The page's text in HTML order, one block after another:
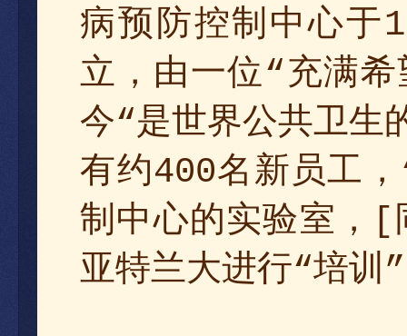
病预防控制中心于
立，由一位“充满希
今“是世界公共卫生
有约400名新 员工，
制中心的实验室， [
亚特兰大进行“培训 ”